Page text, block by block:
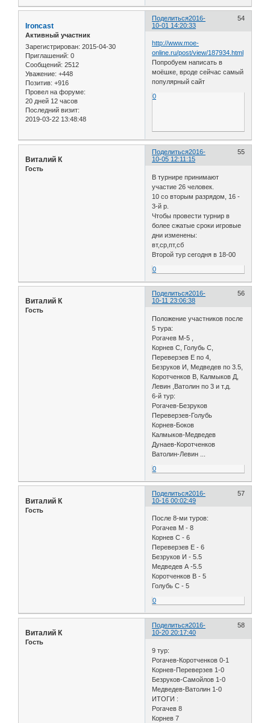
Поделиться 54
2016-
10-01 14:20:33
Ironcast
Активный участник
Зарегистрирован: 2015-04-30
Приглашений: 0
Сообщений: 2512
Уважение: +448
Позитив: +916
Провел на форуме:
20 дней 12 часов
Последний визит:
2019-03-22 13:48:48
http://www.moe-
online.ru/post/view/187934.html
Попробуем написать в
моёшке, вроде сейчас самый
популярный сайт
0
Поделиться 55
2016-
10-05 12:11:15
Виталий К
Гость
В турнире принимают
участие 26 человек.
10 со вторым разрядом, 16 -
3-й р.
Чтобы провести турнир в
более сжатые сроки игровые
дни изменены:
вт,ср,пт,сб
Второй тур сегодня в 18-00
0
Поделиться 56
2016-
10-11 23:06:38
Виталий К
Гость
Положение участников после
5 тура:
Рогачев М-5 ,
Корнев С, Голубь С,
Переверзев Е по 4,
Безруков И, Медведев по 3.5,
Коротченков В, Калмыков Д,
Левин ,Ватолин по 3 и т.д.
6-й тур:
Рогачев-Безруков
Переверзев-Голубь
Корнев-Боков
Калмыков-Медведев
Дунаев-Коротченков
Ватолин-Левин ...
0
Поделиться 57
2016-
10-16 00:02:49
Виталий К
Гость
После 8-ми туров:
Рогачев М - 8
Корнев С - 6
Переверзев Е - 6
Безруков И - 5.5
Медведев А -5.5
Коротченков В - 5
Голубь С - 5
0
Поделиться 58
2016-
10-20 20:17:40
Виталий К
Гость
9 тур:
Рогачев-Коротченков 0-1
Корнев-Переверзев 1-0
Безруков-Самойлов 1-0
Медведев-Ватолин 1-0
ИТОГИ :
Рогачев 8
Корнев 7